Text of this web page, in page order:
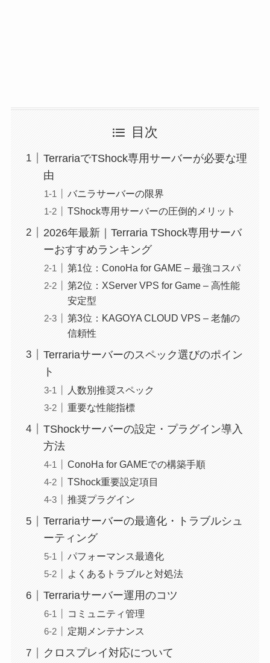
目次
TerrariaでTShock専用サーバーが必要な理
由
バニラサーバーの限界
TShock専用サーバーの圧倒的メリット
2026年最新｜Terraria TShock専用サーバ
ーおすすめランキング
第1位：ConoHa for GAME – 最強コスパ
第2位：XServer VPS for Game – 高性能
安定型
第3位：KAGOYA CLOUD VPS – 老舗の
信頼性
Terrariaサーバーのスペック選びのポイン
ト
人数別推奨スペック
重要な性能指標
TShockサーバーの設定・プラグイン導入
方法
ConoHa for GAMEでの構築手順
TShock重要設定項目
推奨プラグイン
Terrariaサーバーの最適化・トラブルシュ
ーティング
パフォーマンス最適化
よくあるトラブルと対処法
Terrariaサーバー運用のコツ
コミュニティ管理
定期メンテナンス
クロスプレイ対応について